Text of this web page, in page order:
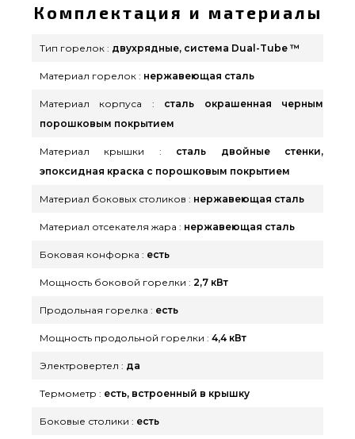
Комплектация и материалы
Тип горелок : двухрядные, система Dual-Tube ™
Материал горелок : нержавеющая сталь
Материал корпуса :
сталь окрашенная черным
порошковым покрытием
Материал крышки :
сталь двойные стенки,
эпоксидная краска с порошковым покрытием
Материал боковых столиков : нержавеющая сталь
Материал отсекателя жара : нержавеющая сталь
Боковая конфорка : есть
Мощность боковой горелки : 2,7 кВт
Продольная горелка : есть
Мощность продольной горелки : 4,4 кВт
Электровертел : да
Термометр : есть, встроенный в крышку
Боковые столики : есть